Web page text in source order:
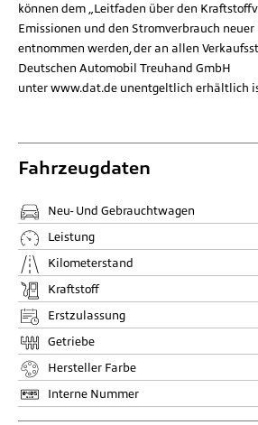
können dem „Leitfaden über den
Emissionen und den Stromverbrauch
entnommen werden, der an allen
Deutschen Automobil Treuhand GmbH
unter www.dat.de unentgeltlich erhältlich
Fahrzeugdaten
Neu- Und Gebrauchtwagen
Leistung
Kilometerstand
Kraftstoff
Erstzulassung
Getriebe
Hersteller Farbe
Interne Nummer